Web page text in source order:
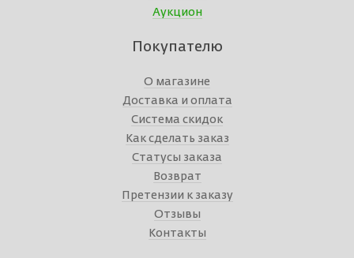
Аукцион
Покупателю
О магазине
Доставка и оплата
Система скидок
Как сделать заказ
Статусы заказа
Возврат
Претензии к заказу
Отзывы
Контакты